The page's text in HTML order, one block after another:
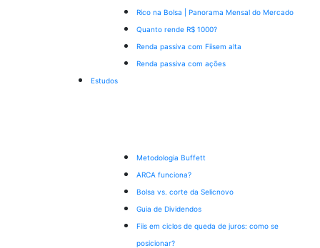
Rico na Bolsa | Panorama Mensal do Mercado
Quanto rende R$ 1000?
Renda passiva com Fiisem alta
Renda passiva com ações
Estudos
Metodologia Buffett
ARCA funciona?
Bolsa vs. corte da Selicnovo
Guia de Dividendos
Fiis em ciclos de queda de juros: como se
posicionar?